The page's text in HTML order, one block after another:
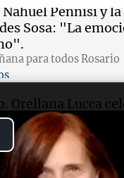
Play
Video
Fe: cómo
9 de agosto
Nahuel Pennisi y
Sosa: "La
para todos Rosario
Orellana Lucca
en Córdoba
y Media
Podcast Últimas 24